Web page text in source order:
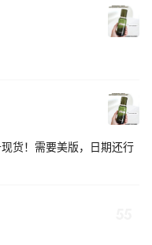
货！需要美版，日期还行